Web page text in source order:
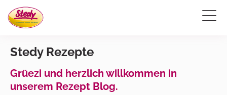
Stedy Rezepte
Grüezi und herzlich willkommen in
unserem Rezept Blog.